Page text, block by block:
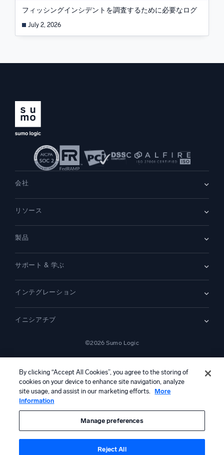
フィッシングインシデントを調査するために必要なログ
July 2, 2026
会社
採用情報
リーダーシップ
ニュースルーム
お問い合わせ
リソース
顧客事例
デモ
製品
SIEM
セキュリティ用ログ
監視とトラブルシューティング
比較
サポート & 学ぶ
コミュニティ
サポート
プラットフォームステータス
インテグレーション
Amazon S3 監査
PCI コンプライアンス
すべて表示
イニシアチブ
デジタル顧客体験
ツール統合
©2026 Sumo Logic
—
カリフォルニア州プライバシー通知 AI への指示日本語
本コンテンツは生成AIシステムによって翻訳されている可能性があ
り、情報提供のみを目的としています。不正確さ、誤り、または偏り
を含む可能性があるため、これに基づいて行動を取る前に、必ず独立
した人間による確認および検証を行ってください。
By clicking “Accept All Cookies”, you agree to the storing of
cookies on your device to enhance site navigation, analyze
site usage, and assist in our marketing efforts.
More
Information
Manage preferences
Reject All